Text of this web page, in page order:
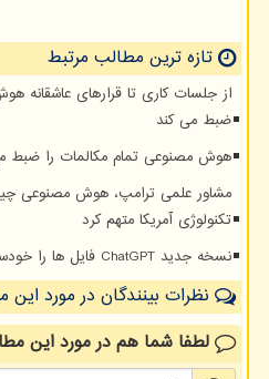
تازه ترین مطالب مرتبط
از جلسات کاری تا قرارهای عاشقانه
ضبط می کند
هوش مصنوعی تمام مکالمات را ضبط
تکنولوژی آمریکا متهم کرد
نسخه جدید ChatGPT فایل ها را خودسرانه پاک می کند!
نظرات بینندگان در مورد
لطفا شما همدر مورد این